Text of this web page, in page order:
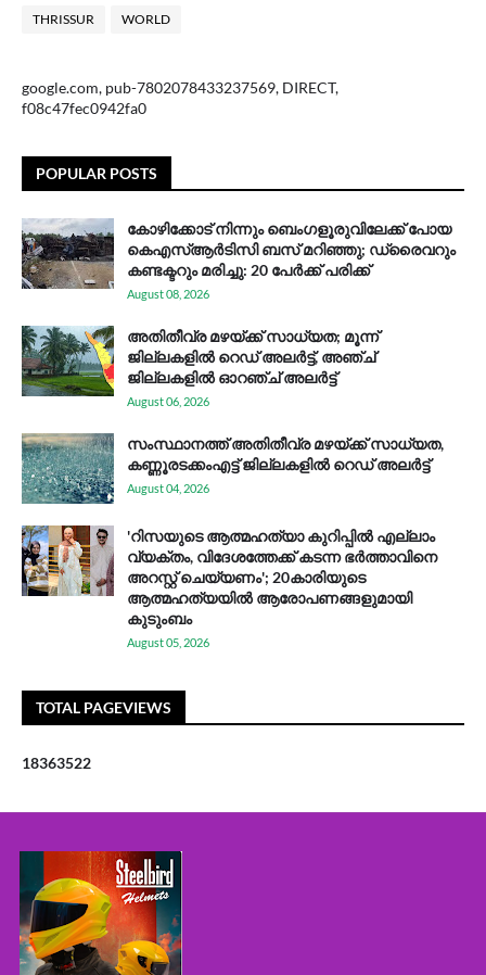
THRISSUR WORLD
google.com, pub-7802078433237569, DIRECT,
f08c47fec0942fa0
POPULAR POSTS
കോഴിക്കോട് നിന്നും ബെംഗളൂരുവിലേക്ക് പോയ
കെഎസ്ആര്‍ടിസി ബസ് മറിഞ്ഞു; ഡ്രൈവറും
കണ്ടക്ടറും മരിച്ചു: 20 പേര്‍ക്ക് പരിക്ക്
August 08, 2026
അതിതീവ്ര മഴയ്ക്ക് സാധ്യത; മൂന്ന്
ജില്ലകളിൽ റെഡ് അലർട്ട്, അഞ്ച്
ജില്ലകളിൽ ഓറഞ്ച് അലർട്ട്
August 06, 2026
സം​സ്ഥാ​ന​ത്ത് അ​തി​തീ​വ്ര മ​ഴ​യ്ക്ക് സാ​ധ്യ​ത,
കണ്ണൂരടക്കംഎ​ട്ട് ജി​ല്ല​ക​ളി​ൽ റെ​ഡ് അ​ലർ​ട്ട്
August 04, 2026
'റിസയുടെ ആത്മഹത്യാ കുറിപ്പിൽ എല്ലാം
വ്യക്തം, വിദേശത്തേക്ക് കടന്ന ഭർത്താവിനെ
അറസ്റ്റ് ചെയ്യണം'; 20കാരിയുടെ
ആത്മഹത്യയിൽ ആരോപണങ്ങളുമായി
കുടുംബം
August 05, 2026
TOTAL PAGEVIEWS
18363522